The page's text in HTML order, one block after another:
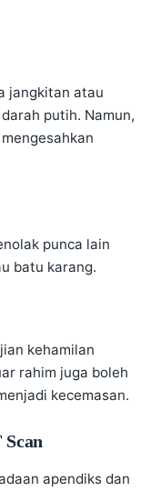
jangkitan atau
putih. Namun,
punca lain
batu karang.
kehamilan
rahim juga boleh
kecemasan.
apendiks dan